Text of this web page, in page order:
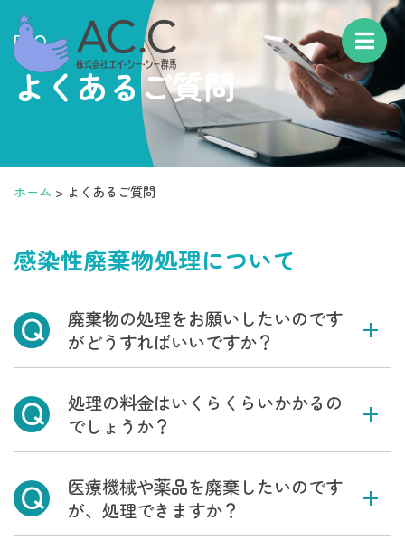
FAQ
よくあるご質問
ホーム > よくあるご質問
感染性廃棄物処理について
Q
廃棄物の処理をお願いしたいのです
がどうすればいいですか？
Q
処理の料金はいくらくらいかかるの
でしょうか？
Q
医療機械や薬品を廃棄したいのです
が、処理できますか？